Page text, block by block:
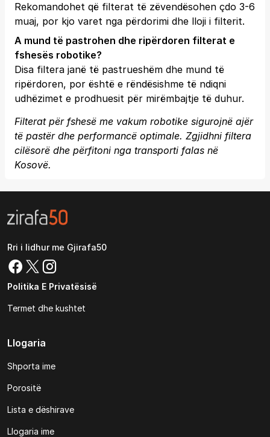
Rekomandohet që filterat të zëvendësohen çdo 3-6
muaj, por kjo varet nga përdorimi dhe lloji i filterit.
A mund të pastrohen dhe ripërdoren filterat e
fshesës robotike?
Disa filtera janë të pastrueshëm dhe mund të
ripërdoren, por është e rëndësishme të ndiqni
udhëzimet e prodhuesit për mirëmbajtje të duhur.
Filterat për fshesë me vakum robotike sigurojnë ajër
të pastër dhe performancë optimale. Zgjidhni filtera
cilësorë dhe përfitoni nga transporti falas në
Kosovë.
Rri i lidhur me Gjirafa50
Politika E Privatësisë
Termet dhe kushtet
Llogaria
Shporta ime
Porositë
Lista e dëshirave
Llogaria ime